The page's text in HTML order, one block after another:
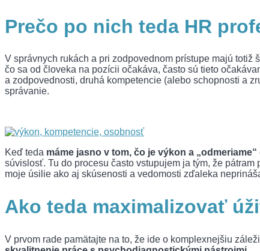
Prečo po nich teda HR
V správnych rukách a pri zodpovednom prístupe majú
čo sa od človeka na pozícii očakáva, často sú tieto
a zodpovednosti, druhá kompetencie (alebo schopnosti a
správanie.
Keď teda máme jasno v tom, čo je výkon a
súvislosť. Tu do procesu často vstupujem ja tým, že
moje úsilie ako aj skúsenosti a vedomosti zďaleka
Ako teda maximalizovať
V prvom rade pamätajte na to, že ide o komplexnejšiu